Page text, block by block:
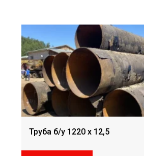
Труба б/у 1220 х 12,5